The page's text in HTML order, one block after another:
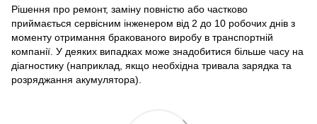
Рішення про ремонт, заміну повністю або частково
приймається сервісним інженером від 2 до 10 робочих днів з
моменту отримання бракованого виробу в транспортній
компанії. У деяких випадках може знадобитися більше часу на
діагностику (наприклад, якщо необхідна тривала зарядка та
розряджання акумулятора).